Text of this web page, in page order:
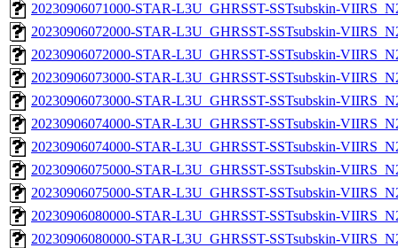
20230906071000-STAR-L3U_GHRSST-SSTsubskin-
20230906072000-STAR-L3U_GHRSST-SSTsubskin-
20230906072000-STAR-L3U_GHRSST-SSTsubskin-
20230906073000-STAR-L3U_GHRSST-SSTsubskin-
20230906073000-STAR-L3U_GHRSST-SSTsubskin-
20230906074000-STAR-L3U_GHRSST-SSTsubskin-
20230906074000-STAR-L3U_GHRSST-SSTsubskin-
20230906075000-STAR-L3U_GHRSST-SSTsubskin-
20230906075000-STAR-L3U_GHRSST-SSTsubskin-
20230906080000-STAR-L3U_GHRSST-SSTsubskin-
20230906080000-STAR-L3U_GHRSST-SSTsubskin-